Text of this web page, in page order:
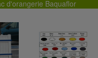
d'orangerie Baquaflor